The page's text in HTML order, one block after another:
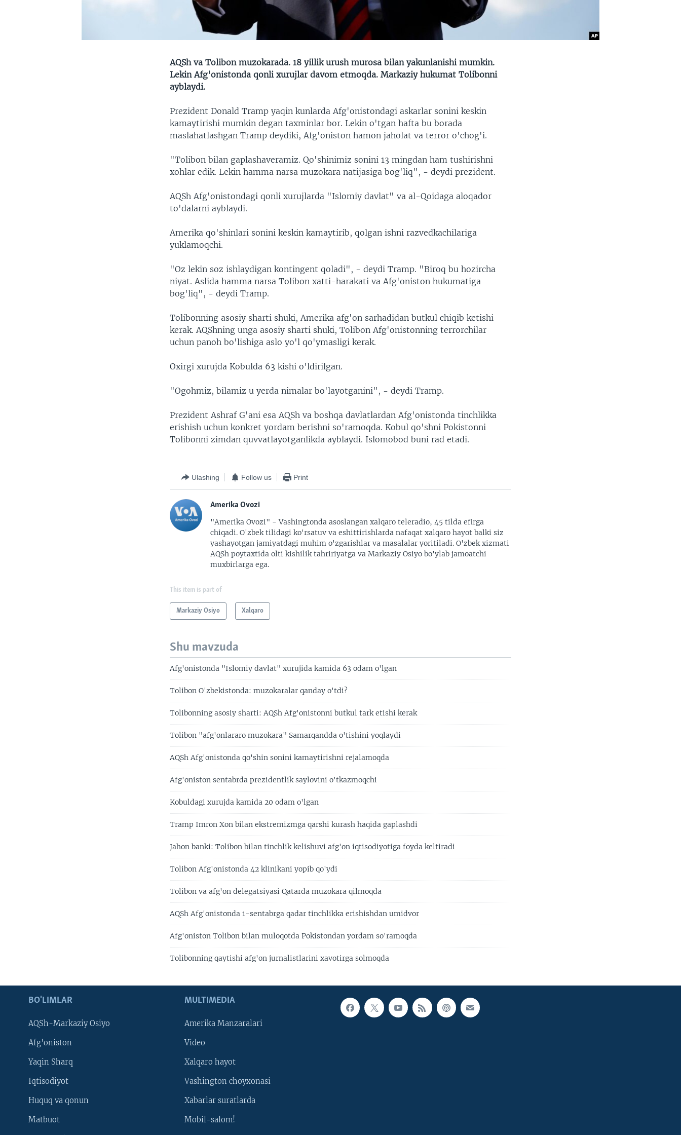
AQSh va Tolibon muzokarada. 18 yillik urush murosa bilan yakunlanishi mumkin.
Lekin Afg'onistonda qonli xurujlar davom etmoqda. Markaziy hukumat Tolibonni
ayblaydi.
Prezident Donald Tramp yaqin kunlarda Afg'onistondagi askarlar sonini keskin
kamaytirishi mumkin degan taxminlar bor. Lekin o'tgan hafta bu borada
maslahatlashgan Tramp deydiki, Afg'oniston hamon jaholat va terror o'chog'i.
"Tolibon bilan gaplashaveramiz. Qo'shinimiz sonini 13 mingdan ham tushirishni
xohlar edik. Lekin hamma narsa muzokara natijasiga bog'liq", - deydi prezident.
AQSh Afg'onistondagi qonli xurujlarda "Islomiy davlat" va al-Qoidaga aloqador
to'dalarni ayblaydi.
Amerika qo'shinlari sonini keskin kamaytirib, qolgan ishni razvedkachilariga
yuklamoqchi.
"Oz lekin soz ishlaydigan kontingent qoladi", - deydi Tramp. "Biroq bu hozircha
niyat. Aslida hamma narsa Tolibon xatti-harakati va Afg'oniston hukumatiga
bog'liq", - deydi Tramp.
Tolibonning asosiy sharti shuki, Amerika afg'on sarhadidan butkul chiqib ketishi
kerak. AQShning unga asosiy sharti shuki, Tolibon Afg'onistonning terrorchilar
uchun panoh bo'lishiga aslo yo'l qo'ymasligi kerak.
Oxirgi xurujda Kobulda 63 kishi o'ldirilgan.
"Ogohmiz, bilamiz u yerda nimalar bo'layotganini", - deydi Tramp.
Prezident Ashraf G'ani esa AQSh va boshqa davlatlardan Afg'onistonda tinchlikka
erishish uchun konkret yordam berishni so'ramoqda. Kobul qo'shni Pokistonni
Tolibonni zimdan quvvatlayotganlikda ayblaydi. Islomobod buni rad etadi.
Ulashing Follow us Print
Amerika Ovozi
"Amerika Ovozi" - Vashingtonda asoslangan xalqaro teleradio, 45 tilda efirga
chiqadi. O'zbek tilidagi ko'rsatuv va eshittirishlarda nafaqat xalqaro hayot balki siz
yashayotgan jamiyatdagi muhim o'zgarishlar va masalalar yoritiladi. O'zbek xizmati
AQSh poytaxtida olti kishilik tahririyatga va Markaziy Osiyo bo'ylab jamoatchi
muxbirlarga ega.
This item is part of
Markaziy Osiyo Xalqaro
Shu mavzuda
Afg'onistonda "Islomiy davlat" xurujida kamida 63 odam o'lgan
Tolibon O'zbekistonda: muzokaralar qanday o'tdi?
Tolibonning asosiy sharti: AQSh Afg'onistonni butkul tark etishi kerak
Tolibon "afg'onlararo muzokara" Samarqandda o'tishini yoqlaydi
AQSh Afg'onistonda qo'shin sonini kamaytirishni rejalamoqda
Afg'oniston sentabrda prezidentlik saylovini o'tkazmoqchi
Kobuldagi xurujda kamida 20 odam o'lgan
Tramp Imron Xon bilan ekstremizmga qarshi kurash haqida gaplashdi
Jahon banki: Tolibon bilan tinchlik kelishuvi afg'on iqtisodiyotiga foyda keltiradi
Tolibon Afg'onistonda 42 klinikani yopib qo'ydi
Tolibon va afg'on delegatsiyasi Qatarda muzokara qilmoqda
AQSh Afg'onistonda 1-sentabrga qadar tinchlikka erishishdan umidvor
Afg'oniston Tolibon bilan muloqotda Pokistondan yordam so'ramoqda
Tolibonning qaytishi afg'on jurnalistlarini xavotirga solmoqda
BO'LIMLAR
AQSh-Markaziy Osiyo
Afg'oniston
Yaqin Sharq
Iqtisodiyot
Huquq va qonun
Matbuot
MULTIMEDIA
Amerika Manzaralari
Video
Xalqaro hayot
Vashington choyxonasi
Xabarlar suratlarda
Mobil-salom!